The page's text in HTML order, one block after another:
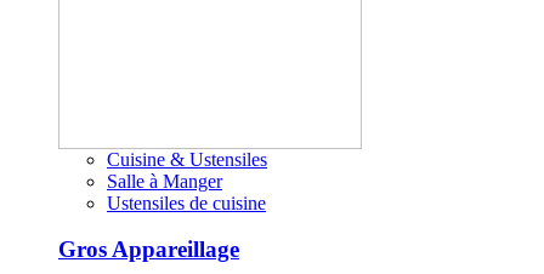
Cuisine & Ustensiles
Salle à Manger
Ustensiles de cuisine
Gros Appareillage